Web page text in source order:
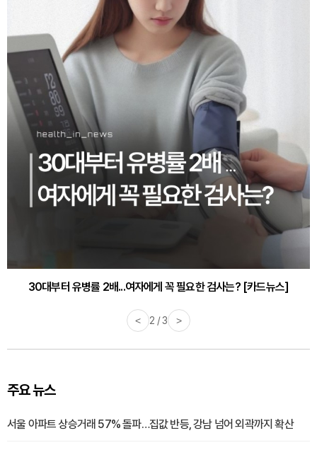
30대부터 유병률 2배...여자에게 꼭 필요한 검사는? [카드뉴스]
< 2 / 3 >
주요 뉴스
서울 아파트 상승거래 57% 돌파…집값 반등, 강남 넘어 외곽까지 확산